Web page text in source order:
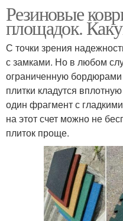
Резиновые
площадок.
С точки зрения
с замками. Но в любом
ограниченную
плитки кладутся
один фрагмент с
на этот счет можно не
плиток проще.